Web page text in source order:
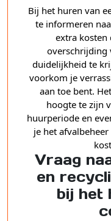
Bij het huren van
te informeren
extra kosten
overschrijding
duidelijkheid te
voorkom je
aan toe bent.
hoogte te zijn
huurperiode en
je het
Vraag
en
bij het